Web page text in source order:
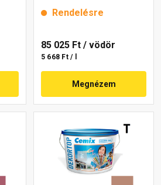
Rendelésre
85 025 Ft / vödör
5 668 Ft / l
Megnézem